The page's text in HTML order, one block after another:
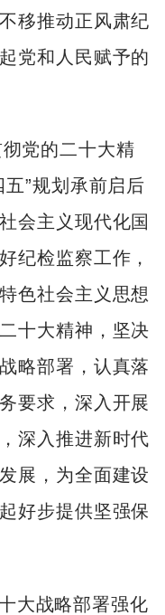
移推动正风肃纪
党和人民赋予的
党的二十大精
”规划承前启后
会主义现代化国
纪检监察工作，
色社会主义思想
十大精神，坚决
略部署，认真落
要求，深入开展
深入推进新时代
展，为全面建设
好步提供坚强保
大战略部署强化